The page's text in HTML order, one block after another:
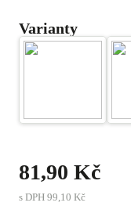
Varianty
81,90 Kč
s DPH 99,10 Kč